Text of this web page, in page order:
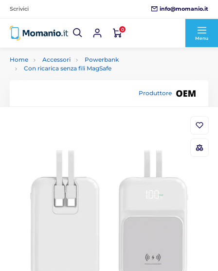
Scrivici info@momanio.it
0
Menu
Home Accessori
Powerbank
Con ricarica senza fili MagSafe
Produttore